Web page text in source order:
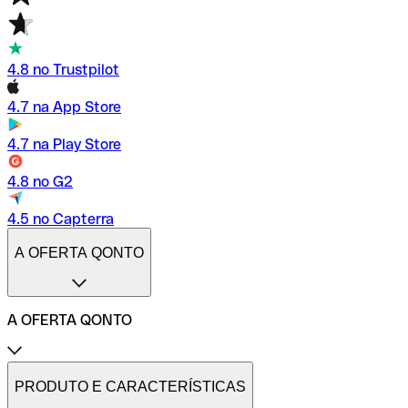
4.8 no Trustpilot
4.7 na App Store
4.7 na Play Store
4.8 no G2
4.5 no Capterra
A OFERTA QONTO
A OFERTA QONTO
Tarifas
Conta profissional online
PRODUTO E CARACTERÍSTICAS